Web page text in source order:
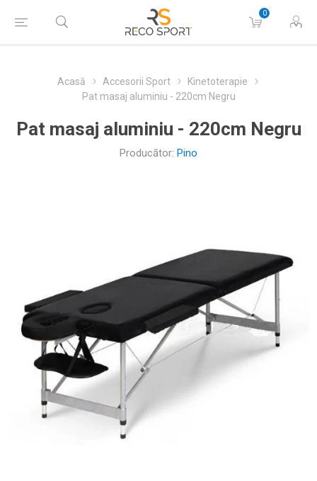
0
Acasă Accesorii Sport
Kinetoterapie
Pat masaj aluminiu - 220cm Negru
Pat masaj aluminiu - 220cm Negru
Producător: Pino